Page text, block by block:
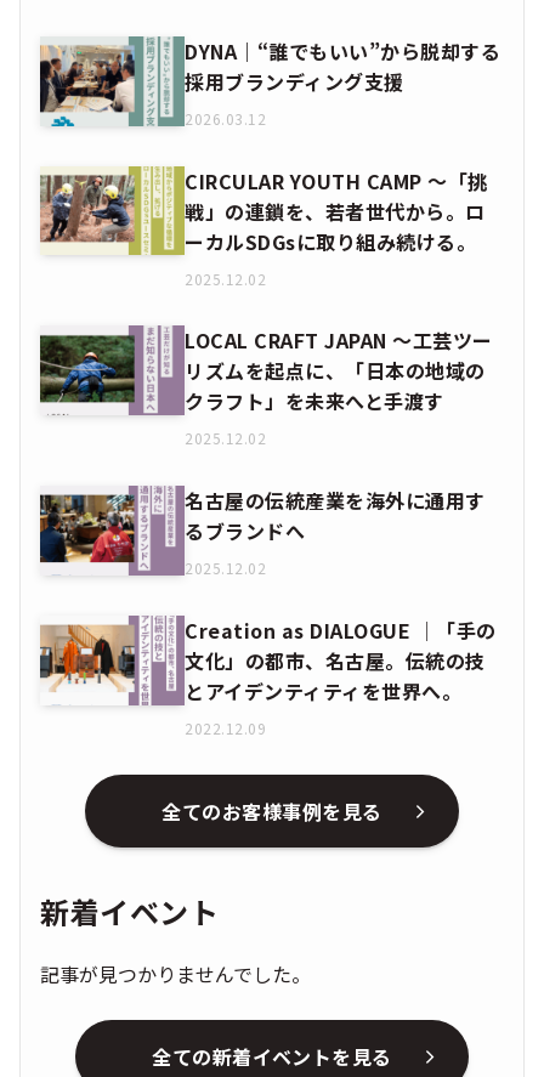
DYNA｜“誰でもいい”から脱却する
採用ブランディング支援
2026.03.12
CIRCULAR YOUTH CAMP ～「挑
戦」の連鎖を、若者世代から。ロ
ーカルSDGsに取り組み続ける。
2025.12.02
LOCAL CRAFT JAPAN ～工芸ツー
リズムを起点に、「日本の地域の
クラフト」を未来へと手渡す
2025.12.02
名古屋の伝統産業を海外に通用す
るブランドへ
2025.12.02
Creation as DIALOGUE │「手の
文化」の都市、名古屋。伝統の技
とアイデンティティを世界へ。
2022.12.09
全てのお客様事例を見る
新着イベント
記事が見つかりませんでした。
全ての新着イベントを見る